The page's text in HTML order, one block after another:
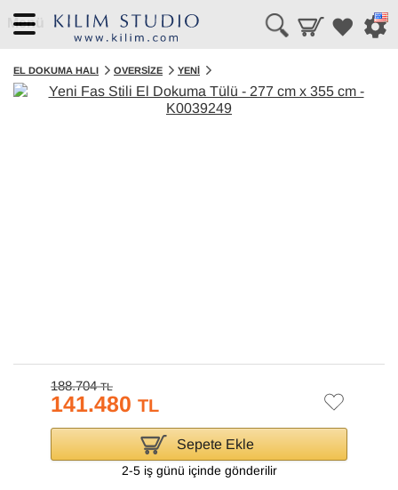
Menü
EL DOKUMA HALI OVERSIZE YENI
188.704TL
141.480 TL
Sepete Ekle
2-5 iş günü içinde gönderilir